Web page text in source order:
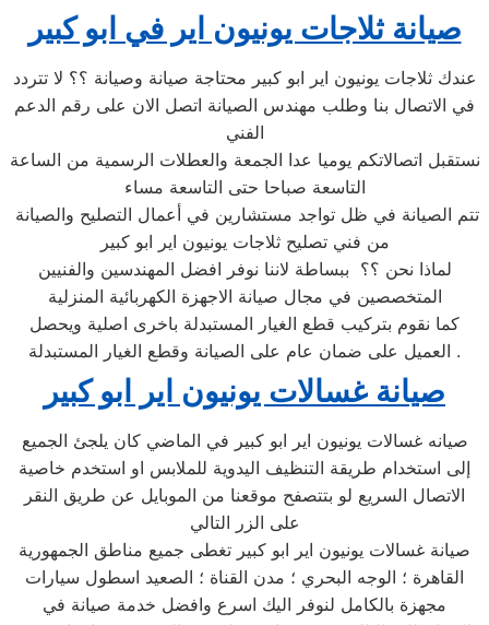
صيانة ثلاجات يونيون اير في ابو كبير
عندك ثلاجات يونيون اير ابو كبير محتاجة صيانة وصيانة ؟؟ لا تتردد
في الاتصال بنا وطلب مهندس الصيانة اتصل الان على رقم الدعم
الفني
نستقبل اتصالاتكم يوميا عدا الجمعة والعطلات الرسمية من الساعة
التاسعة صباحا حتى التاسعة مساء
من فني تصليح ثلاجات يونيون اير ابو كبير
لماذا نحن ؟؟ ببساطة لاننا نوفر افضل المهندسين والفنيين
المتخصصين في مجال صيانة الاجهزة الكهربائية المنزلية
كما نقوم بتركيب قطع الغيار المستبدلة باخرى اصلية ويحصل
العميل على ضمان عام على الصيانة وقطع الغيار المستبدلة .
صيانة غسالات يونيون اير ابو كبير
صيانه غسالات يونيون اير ابو كبير في الماضي كان يلجئ الجميع
إلى استخدام طريقة التنظيف اليدوية للملابس او استخدم خاصية
الاتصال السريع لو بتتصفح موقعنا من الموبايل عن طريق النقر
على الزر التالي
صيانة غسالات يونيون اير ابو كبير تغطى جميع مناطق الجمهورية
القاهرة ؛ الوجه البحري ؛ مدن القناة ؛ الصعيد اسطول سيارات
مجهزة بالكامل لنوفر اليك اسرع وافضل خدمة صيانة في